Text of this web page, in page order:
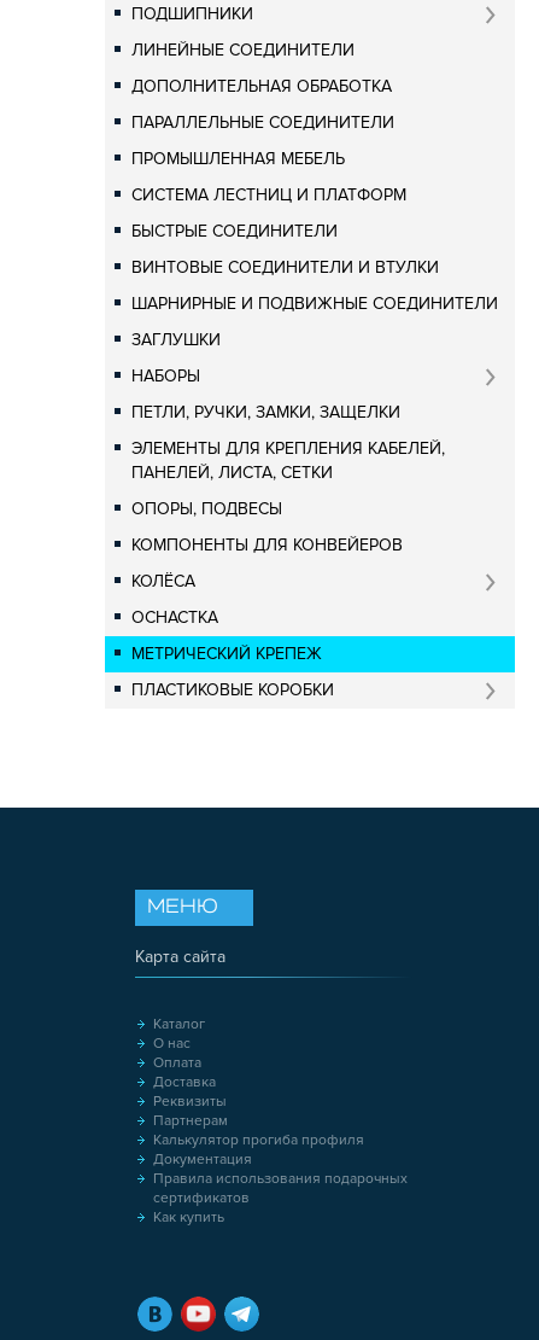
ПОДШИПНИКИ
ЛИНЕЙНЫЕ СОЕДИНИТЕЛИ
ДОПОЛНИТЕЛЬНАЯ ОБРАБОТКА
ПАРАЛЛЕЛЬНЫЕ СОЕДИНИТЕЛИ
ПРОМЫШЛЕННАЯ МЕБЕЛЬ
СИСТЕМА ЛЕСТНИЦ И ПЛАТФОРМ
БЫСТРЫЕ СОЕДИНИТЕЛИ
ВИНТОВЫЕ СОЕДИНИТЕЛИ И ВТУЛКИ
ШАРНИРНЫЕ И ПОДВИЖНЫЕ СОЕДИНИТЕЛИ
ЗАГЛУШКИ
НАБОРЫ
ПЕТЛИ, РУЧКИ, ЗАМКИ, ЗАЩЕЛКИ
ЭЛЕМЕНТЫ ДЛЯ КРЕПЛЕНИЯ КАБЕЛЕЙ,
ПАНЕЛЕЙ, ЛИСТА, СЕТКИ
ОПОРЫ, ПОДВЕСЫ
КОМПОНЕНТЫ ДЛЯ КОНВЕЙЕРОВ
КОЛЁСА
ОСНАСТКА
МЕТРИЧЕСКИЙ КРЕПЕЖ
ПЛАСТИКОВЫЕ КОРОБКИ
МЕНЮ
Карта сайта
Каталог
О нас
Оплата
Доставка
Реквизиты
Партнерам
Калькулятор прогиба профиля
Документация
Правила использования подарочных
сертификатов
Как купить